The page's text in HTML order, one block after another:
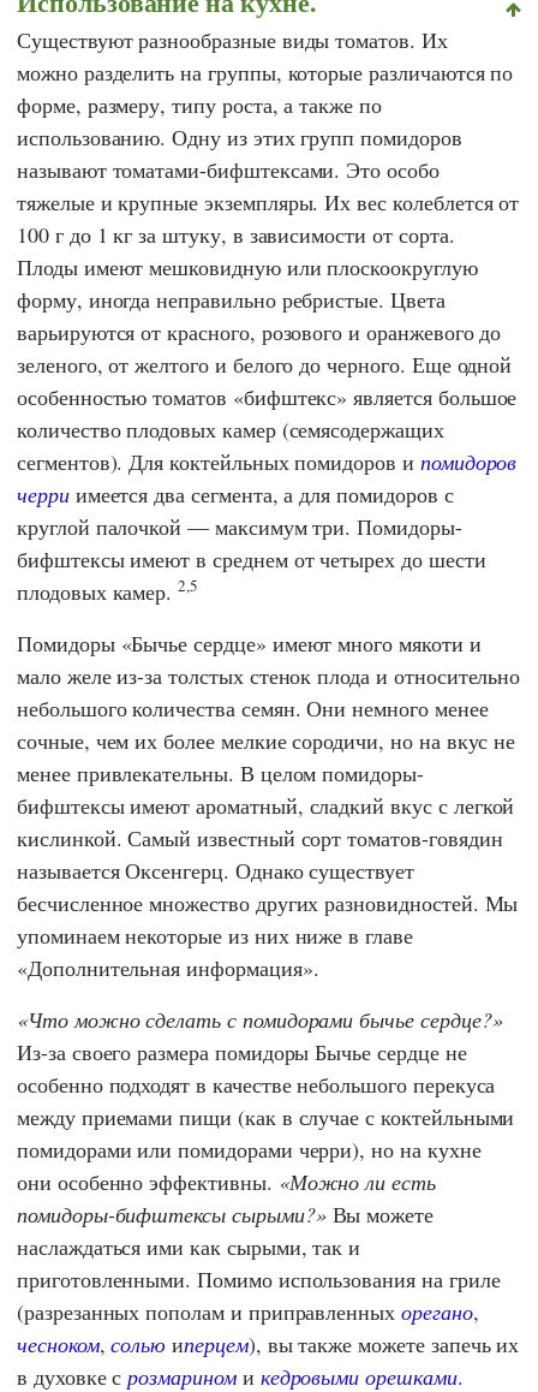
Существуют разнообразные виды томатов. Их
можно разделить на группы, которые различаются по
форме, размеру, типу роста, а также по
использованию. Одну из этих групп помидоров
называют томатами-бифштексами. Это особо
тяжелые и крупные экземпляры. Их вес колеблется от
100 г до 1 кг за штуку, в зависимости от сорта.
Плоды имеют мешковидную или плоскоокруглую
форму, иногда неправильно ребристые. Цвета
варьируются от красного, розового и оранжевого до
зеленого, от желтого и белого до черного. Еще одной
особенностью томатов «бифштекс» является большое
количество плодовых камер (семясодержащих
сегментов). Для коктейльных помидоров и помидоров
черриимеется два сегмента, а для помидоров с
круглой палочкой — максимум три. Помидоры-
бифштексы имеют в среднем от четырех до шести
плодовых камер.2,5
Помидоры «Бычье сердце» имеют много мякоти и
мало желе из-за толстых стенок плода и относительно
небольшого количества семян. Они немного менее
сочные, чем их более мелкие сородичи, но на вкус не
менее привлекательны. В целом помидоры-
бифштексы имеют ароматный, сладкий вкус с легкой
кислинкой. Самый известный сорт томатов-говядин
называется Оксенгерц. Однако существует
бесчисленное множество других разновидностей. Мы
упоминаем некоторые из них ниже в главе
«Дополнительная информация».
Что можно сделать с помидорами бычье сердце?
Из-за своего размера помидоры Бычье сердце не
особенно подходят в качестве небольшого перекуса
между приемами пищи (как в случае с коктейльными
помидорами или помидорами черри), но на кухне
они особенно эффективны.
Можно ли есть
помидоры-бифштексы сырыми? Вы можете
наслаждаться ими как сырыми, так и
приготовленными. Помимо использования на гриле
(разрезанных пополам и приправленныхорегано,
чесноком,солью иперцем), вы также можете запечь их
в духовке срозмариноми кедровыми орешками.